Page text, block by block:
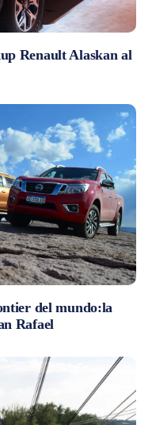
Renault Alaskan al
del mundo:la
Rafael